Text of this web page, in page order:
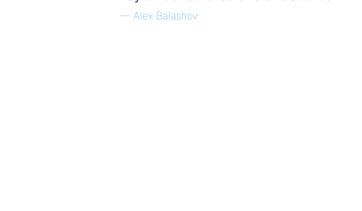
— Alex Balashov